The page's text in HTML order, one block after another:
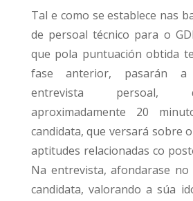
Tal e como se establece nas
de persoal técnico para o
que pola puntuación obtida
fase anterior, pasarán a
entrevista persoal,
aproximadamente 20
candidata, que versará sobre
aptitudes relacionadas co
Na entrevista, afondarase
candidata, valorando a súa